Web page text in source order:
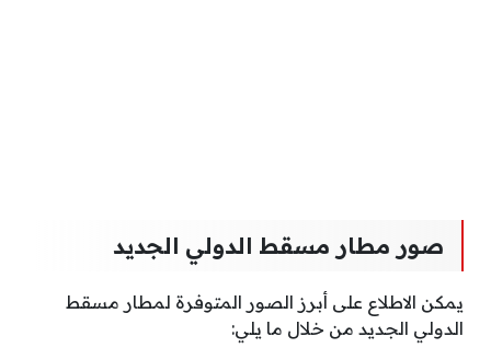
صور مطار مسقط الدولي الجديد
يمكن الاطلاع على أبرز الصور المتوفرة لمطار مسقط
الدولي الجديد من خلال ما يلي: